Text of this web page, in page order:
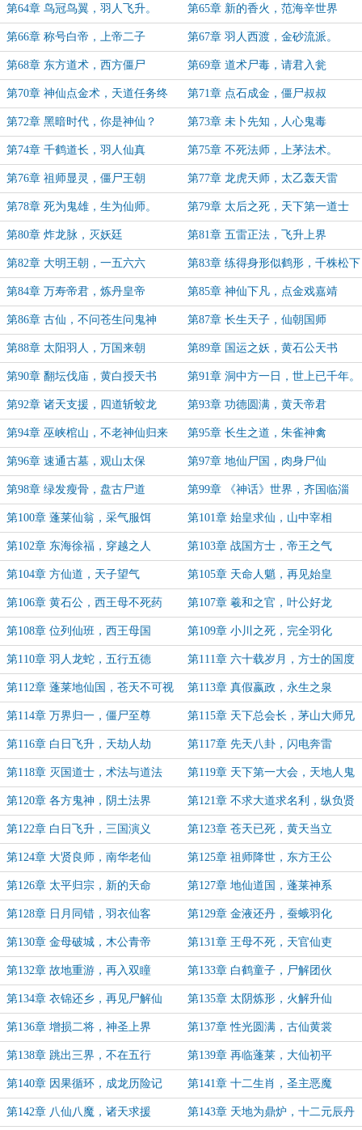
第64章 鸟冠鸟翼，羽人飞升。 第65章 新的香火，范海辛世界
第66章 称号白帝，上帝二子 第67章 羽人西渡，金砂流派。
第68章 东方道术，西方僵尸 第69章 道术尸毒，请君入瓮
第70章 神仙点金术，天道任务终 第71章 点石成金，僵尸叔叔
第72章 黑暗时代，你是神仙？ 第73章 未卜先知，人心鬼毒
第74章 千鹤道长，羽人仙真 第75章 不死法师，上茅法术。
第76章 祖师显灵，僵尸王朝 第77章 龙虎天师，太乙轰天雷
第78章 死为鬼雄，生为仙师。 第79章 太后之死，天下第一道士
第80章 炸龙脉，灭妖廷 第81章 五雷正法，飞升上界
第82章 大明王朝，一五六六 第83章 练得身形似鹤形，千株松下
两函经
第84章 万寿帝君，炼丹皇帝 第85章 神仙下凡，点金戏嘉靖
第86章 古仙，不问苍生问鬼神 第87章 长生天子，仙朝国师
第88章 太阳羽人，万国来朝 第89章 国运之妖，黄石公天书
第90章 翻坛伐庙，黄白授天书 第91章 洞中方一日，世上已千年。
第92章 诸天支援，四道斩蛟龙 第93章 功德圆满，黄天帝君
第94章 巫峡棺山，不老神仙归来 第95章 长生之道，朱雀神禽
第96章 速通古墓，观山太保 第97章 地仙尸国，肉身尸仙
第98章 绿发瘦骨，盘古尸道 第99章 《神话》世界，齐国临淄
第100章 蓬莱仙翁，采气服饵 第101章 始皇求仙，山中宰相
第102章 东海徐福，穿越之人 第103章 战国方士，帝王之气
第104章 方仙道，天子望气 第105章 天命人魈，再见始皇
第106章 黄石公，西王母不死药 第107章 羲和之官，叶公好龙
第108章 位列仙班，西王母国 第109章 小川之死，完全羽化
第110章 羽人龙蛇，五行五德 第111章 六十载岁月，方士的国度
第112章 蓬莱地仙国，苍天不可视 第113章 真假嬴政，永生之泉
第114章 万界归一，僵尸至尊 第115章 天下总会长，茅山大师兄
第116章 白日飞升，天劫人劫 第117章 先天八卦，闪电奔雷
第118章 灭国道士，术法与道法 第119章 天下第一大会，天地人鬼
神
第120章 各方鬼神，阴土法界 第121章 不求大道求名利，纵负贤
才岂丈夫
第122章 白日飞升，三国演义 第123章 苍天已死，黄天当立
第124章 大贤良师，南华老仙 第125章 祖师降世，东方王公
第126章 太平归宗，新的天命 第127章 地仙道国，蓬莱神系
第128章 日月同错，羽衣仙客 第129章 金液还丹，蚕蛾羽化
第130章 金母破城，木公青帝 第131章 王母不死，天官仙吏
第132章 故地重游，再入双瞳 第133章 白鹤童子，尸解团伙
第134章 衣锦还乡，再见尸解仙 第135章 太阴炼形，火解升仙
第136章 增损二将，神圣上界 第137章 性光圆满，古仙黄裳
第138章 跳出三界，不在五行 第139章 再临蓬莱，大仙初平
第140章 因果循环，成龙历险记 第141章 十二生肖，圣主恶魔
第142章 八仙八魔，诸天求援 第143章 天地为鼎炉，十二元辰丹